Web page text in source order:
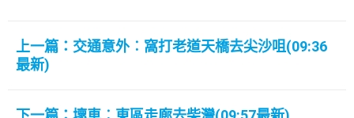
上一篇：交通意外︰窩打老道天橋去尖沙咀(09:36
最新)